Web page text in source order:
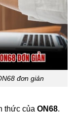
đơn giản
thức của ON68.